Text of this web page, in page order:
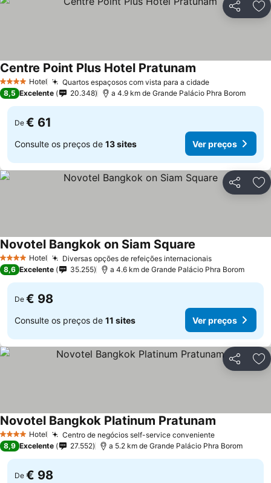
Partilhar
4 EstrelasHotel Quartos espaçosos com vista para a cidade
Centre Point Plus Hotel Pratunam
8,5 Excelente 20.348 a 4.9 km de Grande Palácio Phra Borom
De € 61
Consulte os preços de 13 sites Ver preços
Partilhar
4 EstrelasHotel Diversas opções de refeições internacionais
Novotel Bangkok on Siam Square
8,6 Excelente 35.255 a 4.6 km de Grande Palácio Phra Borom
De € 98
Consulte os preços de 11 sites Ver preços
Partilhar
4 EstrelasHotel Centro de negócios self-service conveniente
Novotel Bangkok Platinum Pratunam
8,9 Excelente 27.552 a 5.2 km de Grande Palácio Phra Borom
De € 98